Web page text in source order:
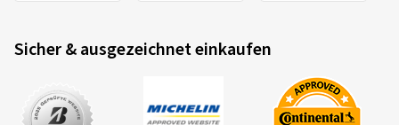
Sicher & ausgezeichnet einkaufen